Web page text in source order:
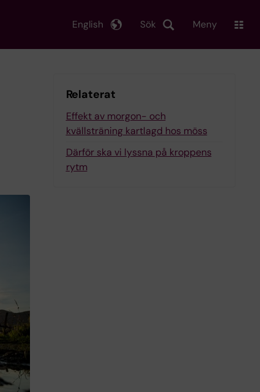
Sök
English Meny
Relaterat
Effekt av morgon- och
kvällsträning kartlagd hos möss
Därför ska vi lyssna på kroppens
rytm